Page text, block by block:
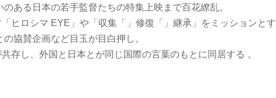
ある日本の若手監督たちの特集上映まで百花繚乱。
ヒロシマ EYE」や「収集「」修復「」継承」をミッションとす
協賛企画など目玉が目白押し。
存し、外国と日本とが同じ国際の言葉のもとに同居する 。